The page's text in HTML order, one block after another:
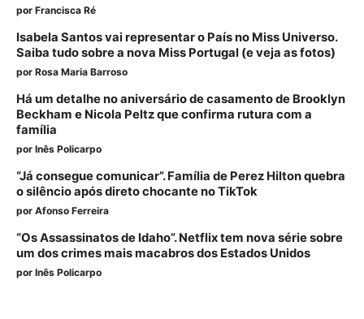
por Francisca Ré
Isabela Santos vai representar o País no Miss Universo.
Saiba tudo sobre a nova Miss Portugal (e veja as fotos)
por Rosa Maria Barroso
Há um detalhe no aniversário de casamento de Brooklyn
Beckham e Nicola Peltz que confirma rutura com a
família
por Inês Policarpo
“Já consegue comunicar”. Família de Perez Hilton quebra
o silêncio após direto chocante no TikTok
por Afonso Ferreira
“Os Assassinatos de Idaho”. Netflix tem nova série sobre
um dos crimes mais macabros dos Estados Unidos
por Inês Policarpo